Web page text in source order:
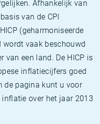
Afhankelijk van
van de CPI
(geharmoniseerde
wordt vaak beschouwd
een land. De HICP is
inflatiecijfers goed
de pagina kunt u voor
over het jaar 2013